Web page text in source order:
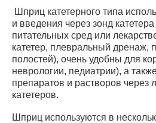
Шприц катетерного типа
и введения через зонд
питательных сред или
катетер, плевральный дренаж,
полостей), очень удобны для
неврологии, педиатрии), а
препаратов и растворов
катетеров.
Шприц используются в